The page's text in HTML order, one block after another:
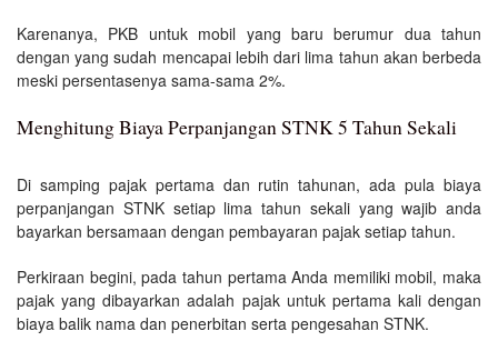
Karenanya, PKB untuk mobil yang baru berumur dua tahun
dengan yang sudah mencapai lebih dari lima tahun akan berbeda
meski persentasenya sama-sama 2%.
Menghitung Biaya Perpanjangan STNK 5 Tahun Sekali
Di samping pajak pertama dan rutin tahunan, ada pula biaya
perpanjangan STNK setiap lima tahun sekali yang wajib anda
bayarkan bersamaan dengan pembayaran pajak setiap tahun.
Perkiraan begini, pada tahun pertama Anda memiliki mobil, maka
pajak yang dibayarkan adalah pajak untuk pertama kali dengan
biaya balik nama dan penerbitan serta pengesahan STNK.